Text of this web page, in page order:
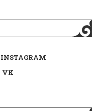
INSTAGRAM
VK